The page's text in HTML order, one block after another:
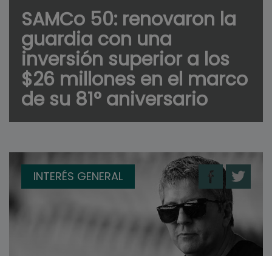
SAMCo 50: renovaron la
guardia con una
inversión superior a los
$26 millones en el marco
de su 81° aniversario
INTERÉS GENERAL